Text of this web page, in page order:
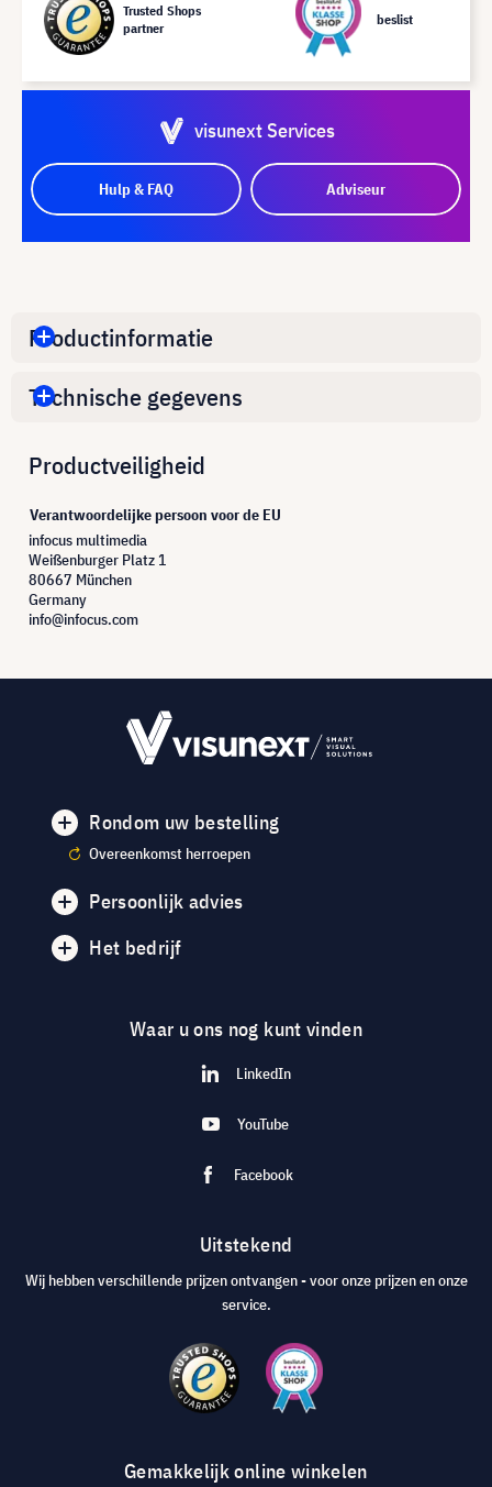
Trusted Shops
partner
beslist
visunext Services
Hulp & FAQ Adviseur
Productinformatie
Technische gegevens
Productveiligheid
Verantwoordelijke persoon voor de EU
infocus multimedia
Weißenburger Platz 1
80667 München
Germany
info@infocus.com
Rondom uw bestelling
Overeenkomst herroepen
Persoonlijk advies
Het bedrijf
Waar u ons nog kunt vinden
LinkedIn
YouTube
Facebook
Uitstekend
Wij hebben verschillende prijzen ontvangen - voor onze prijzen en onze
service.
Gemakkelijk online winkelen